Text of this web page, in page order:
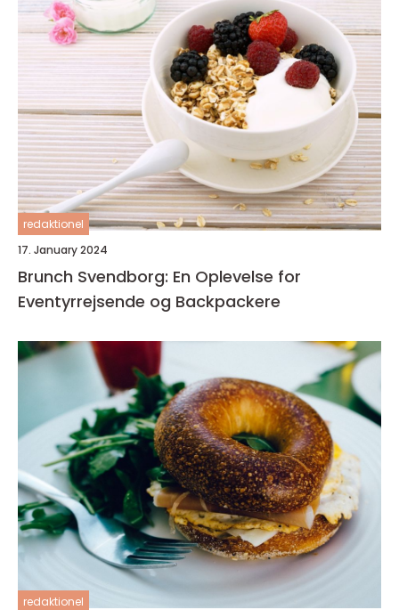
redaktionel
17. January 2024
Brunch Svendborg: En Oplevelse for
Eventyrrejsende og Backpackere
redaktionel